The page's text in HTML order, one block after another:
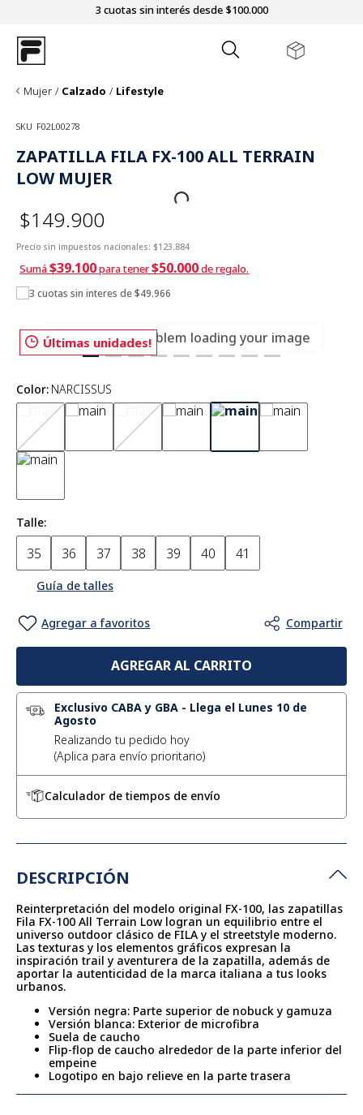
3 cuotas sin interés desde $100.000
Mujer Calzado Lifestyle
SKU F02L00278
ZAPATILLA FILA FX-100 ALL TERRAIN
LOW MUJER
$149.900
Precio sin impuestos nacionales: $123.884
Sumá$39.100para tener$50.000de regalo.
3 cuotas sin interes de $49.966
Últimas unidades!
There was a problem loading your image
Color: NARCISSUS
Talle
35 36 37 38 39 40 41
Guía de talles
AGREGAR AL CARRITO
Exclusivo CABA y GBA - Llega el Lunes 10 de
Agosto
Realizando tu pedido hoy
Calculador de tiempos de envío
DESCRIPCIÓN
Reinterpretación del modelo original FX-100, las zapatillas
Fila FX-100 All Terrain Low logran un equilibrio entre el
universo outdoor clásico de FILA y el streetstyle moderno.
Las texturas y los elementos gráficos expresan la
inspiración trail y aventurera de la zapatilla, además de
aportar la autenticidad de la marca italiana a tus looks
urbanos.
Versión negra: Parte superior de nobuck y gamuza
Versión blanca: Exterior de microfibra
Suela de caucho
Flip-flop de caucho alrededor de la parte inferior del
empeine
Logotipo en bajo relieve en la parte trasera